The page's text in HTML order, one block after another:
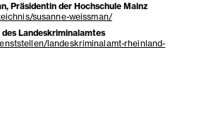
Präsidentin der Hochschule Mainz
susanne-weissman/
Landeskriminalamtes
landeskriminalamt-rheinland-